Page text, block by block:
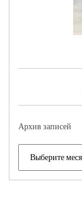
Архив записей